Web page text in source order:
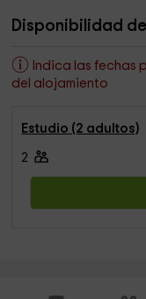
Disponibilidad
Indica las fechas
del alojamiento
Estudio (2 adultos)
2